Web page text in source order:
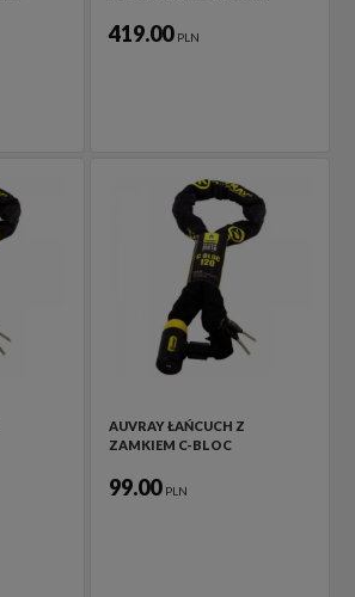
419.00 PLN
AUVRAY ŁAŃCUCH Z
ZAMKIEM C-BLOC
99.00 PLN